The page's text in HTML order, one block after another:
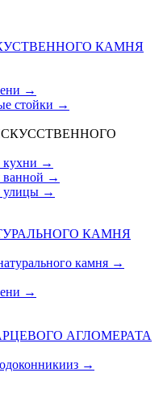
КАМНЯ
→
стойки →
кухни →
ванной →
улицы →
КАМНЯ
камня →
→
АГЛОМЕРАТА
→